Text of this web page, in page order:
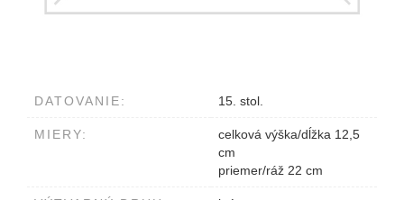
DATOVANIE: 15. stol.
MIERY:
celková výška/dĺžka 12,5
cm
priemer/ráž 22 cm